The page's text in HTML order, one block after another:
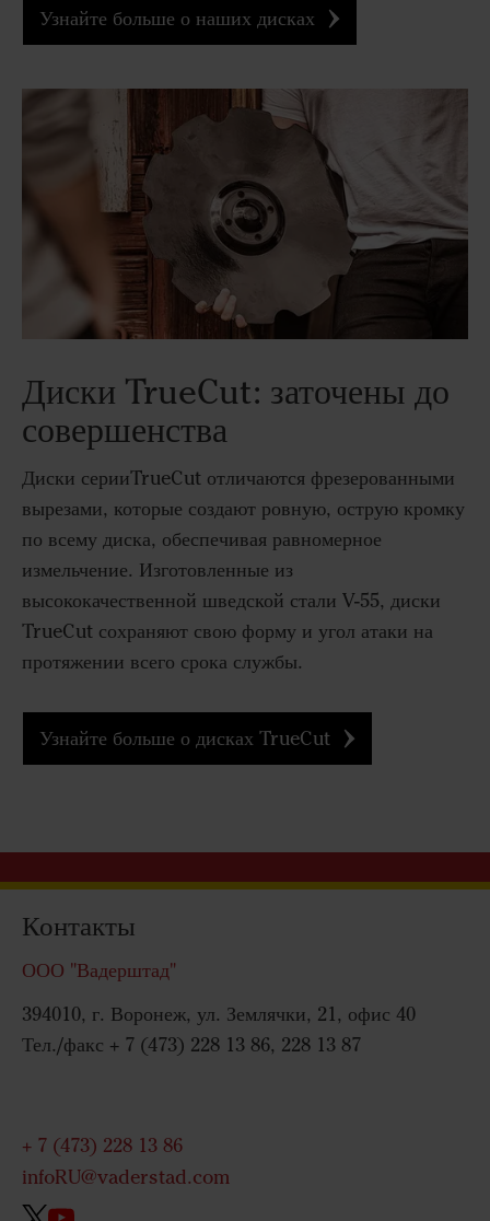
Узнайте больше о наших дисках
Диски TrueCut: заточены до
совершенства
Диски серииTrueCut отличаются фрезерованными
вырезами, которые создают ровную, острую кромку
по всему диска, обеспечивая равномерное
измельчение. Изготовленные из
высококачественной шведской стали V-55, диски
TrueCut сохраняют свою форму и угол атаки на
протяжении всего срока службы.
Узнайте больше о дисках TrueCut
Контакты
ООО "Вадерштад"
394010, г. Воронеж, ул. Землячки, 21, офис 40
Тел./факс + 7 (473) 228 13 86, 228 13 87
+ 7 (473) 228 13 86
infoRU@vaderstad.com